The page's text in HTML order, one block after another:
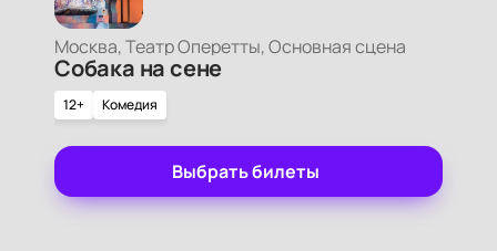
Москва, Театр Оперетты, Основная сцена
Собака на сене
12+ Комедия
Выбрать билеты